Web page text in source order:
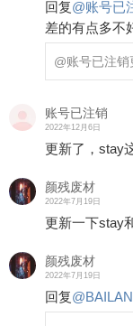
回复@账号已
差的有点多不
@账号已注销
账号已注销
2022年12月6日
更新了，stay
颜残废材
2022年7月19日
更新一下stay
颜残废材
2022年7月19日
回复@